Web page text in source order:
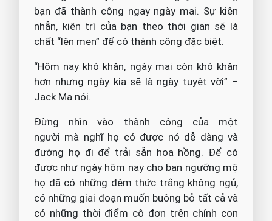
bạn đã thành công ngay ngày mai. Sự kiên
nhẫn, kiên trì của bạn theo thời gian sẽ là
chất “lên men” để có thành công đặc biệt.
“Hôm nay khó khăn, ngày mai còn khó khăn
hơn nhưng ngày kia sẽ là ngày tuyệt vời” –
Jack Ma nói.
Đừng nhìn vào thành công của một
người mà nghĩ họ có được nó dễ dàng và
đường họ đi để trải sẵn hoa hồng. Để có
được như ngày hôm nay cho bạn ngưỡng mộ
họ đã có những đêm thức trắng không ngủ,
có những giai đoạn muốn buông bỏ tất cả và
có những thời điểm cô đơn trên chính con